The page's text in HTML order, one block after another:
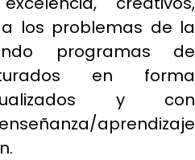
los problemas de la
programas de
en forma
y con
aprendizaje